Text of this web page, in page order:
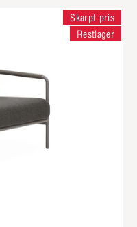
Skarpt pris
Restlager